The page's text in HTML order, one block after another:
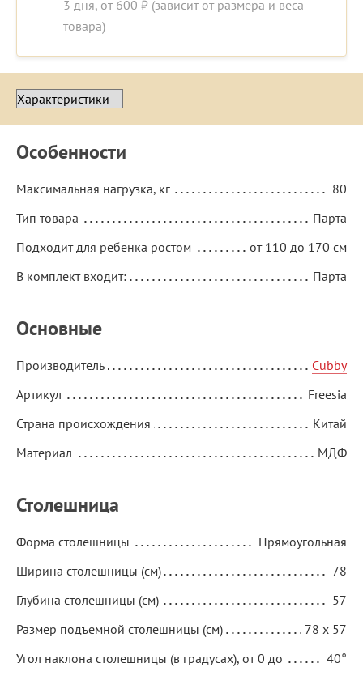
3 дня, от 600 ₽ (зависит от размера и веса
товара)
Особенности
Максимальная нагрузка, кг
80
Тип товара
Парта
Подходит для ребенка ростом
от 110 до 170 см
В комплект входит:
Парта
Основные
Производитель
Cubby
Артикул
Freesia
Страна происхождения
Китай
Материал
МДФ
Столешница
Форма столешницы
Прямоугольная
Ширина столешницы (см)
78
Глубина столешницы (см)
57
Размер подъемной столешницы (см)
78 x 57
Угол наклона столешницы (в градусах), от 0 до
40°